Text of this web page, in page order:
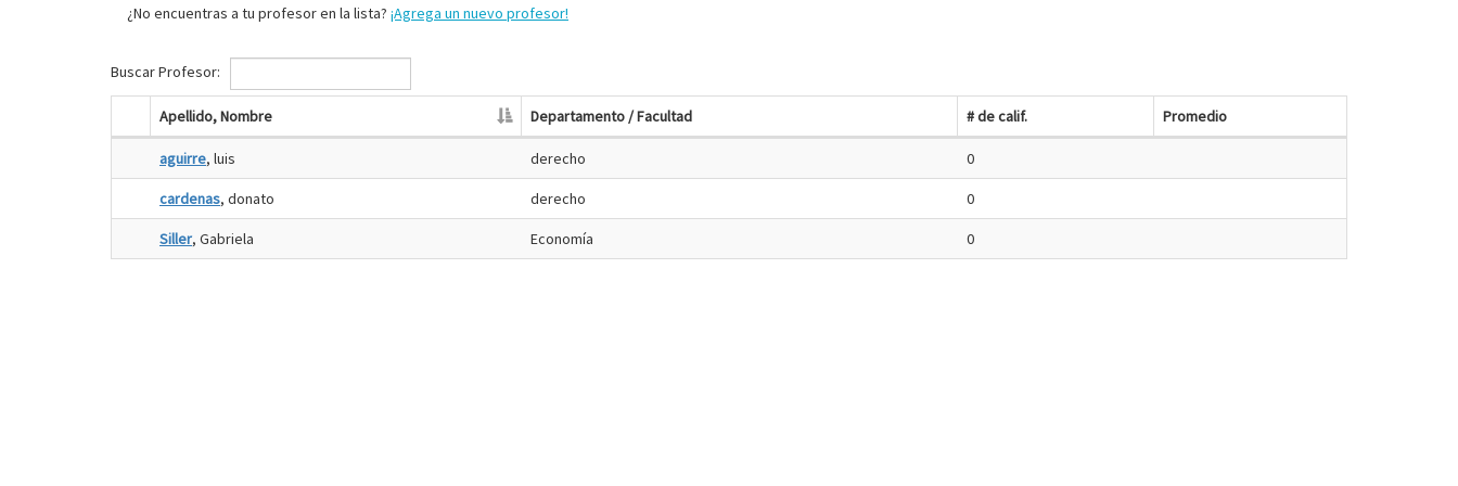
¿No encuentras a tu profesor en la lista? ¡Agrega un nuevo profesor!
Buscar Profesor:
Apellido, Nombre Departamento / Facultad # de calif. Promedio
aguirre, luis derecho 0
cardenas, donato derecho 0
Siller, Gabriela Economía 0